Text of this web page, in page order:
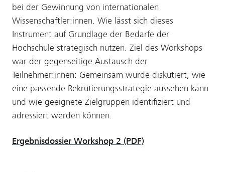
bei der Gewinnung von internationalen
Wissenschaftler:innen. Wie lässt sich dieses
Instrument auf Grundlage der Bedarfe der
Hochschule strategisch nutzen. Ziel des Workshops
war der gegenseitige Austausch der
Teilnehmer:innen: Gemeinsam wurde diskutiert, wie
eine passende Rekrutierungsstrategie aussehen kann
und wie geeignete Zielgruppen identifiziert und
adressiert werden können.
Ergebnisdossier Workshop 2 (PDF)